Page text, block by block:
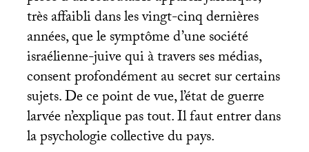
très affaibli dans les vingt-cinq dernières
années, que le symptôme d’une société
israélienne-juive qui à travers ses médias,
consent profondément au secret sur certains
sujets. De ce point de vue, l’état de guerre
larvée n’explique pas tout. Il faut entrer dans
la psychologie collective du pays.